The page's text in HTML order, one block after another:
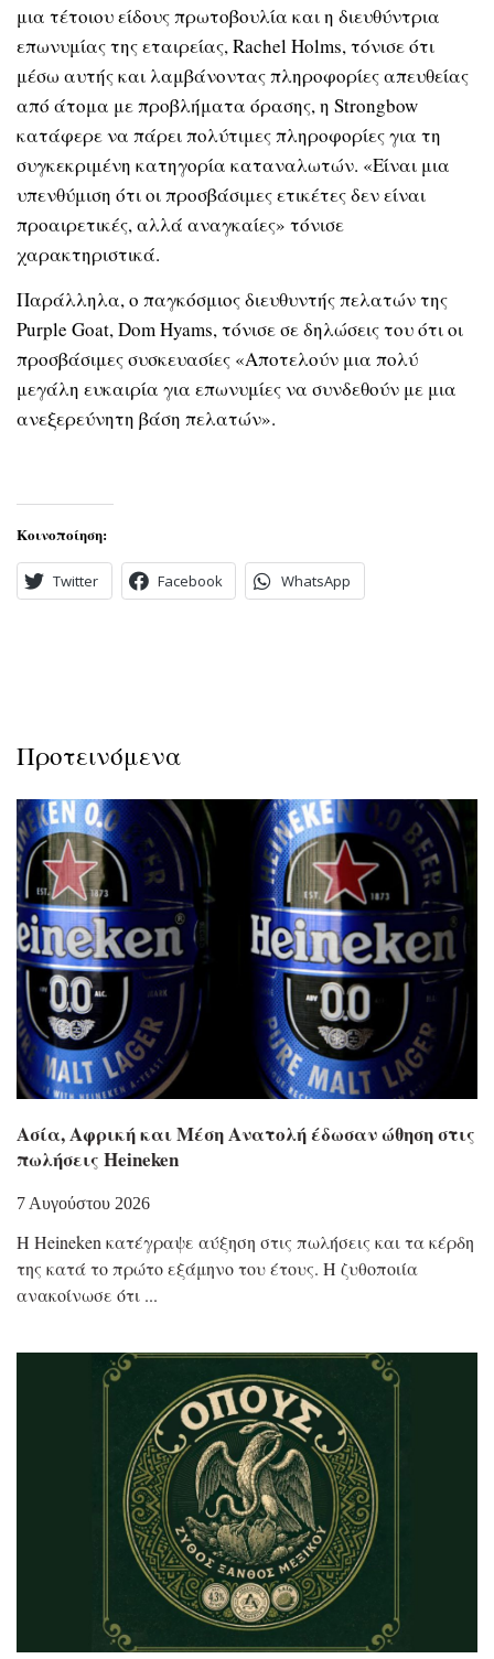
μια τέτοιου είδους πρωτοβουλία και η διευθύντρια
επωνυμίας της εταιρείας, Rachel Holms, τόνισε ότι
μέσω αυτής και λαμβάνοντας πληροφορίες απευθείας
από άτομα με προβλήματα όρασης, η Strongbow
κατάφερε να πάρει πολύτιμες πληροφορίες για τη
συγκεκριμένη κατηγορία καταναλωτών. «Είναι μια
υπενθύμιση ότι οι προσβάσιμες ετικέτες δεν είναι
προαιρετικές, αλλά αναγκαίες» τόνισε
χαρακτηριστικά.
Παράλληλα, ο παγκόσμιος διευθυντής πελατών της
Purple Goat, Dom Hyams, τόνισε σε δηλώσεις του ότι οι
προσβάσιμες συσκευασίες «Αποτελούν μια πολύ
μεγάλη ευκαιρία για επωνυμίες να συνδεθούν με μια
ανεξερεύνητη βάση πελατών».
Κοινοποίηση:
Twitter Facebook WhatsApp
Προτεινόμενα
Ασία, Αφρική και Μέση Ανατολή έδωσαν ώθηση στις
πωλήσεις Heineken
7 Αυγούστου 2026
Η Heineken κατέγραψε αύξηση στις πωλήσεις και τα κέρδη
της κατά το πρώτο εξάμηνο του έτους. Η ζυθοποιία
ανακοίνωσε ότι